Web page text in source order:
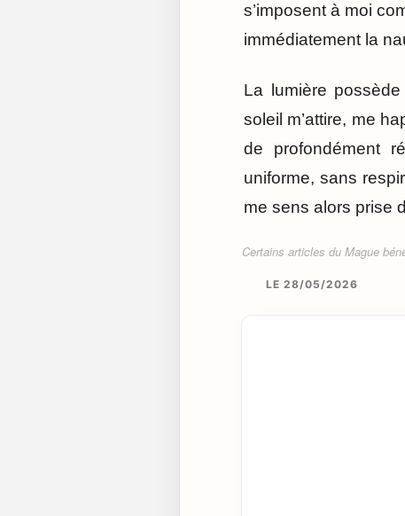
s’imposent à moi
immédiatement la
La lumière
soleil m’attire, me
de profondément
uniforme, sans
me sens alors prise
Certains articles du Mague
LE 28/05/2026